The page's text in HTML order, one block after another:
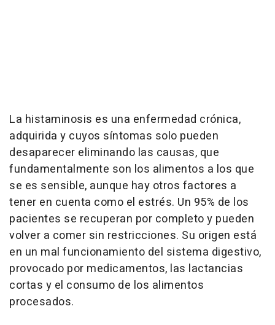
La histaminosis es una enfermedad crónica,
adquirida y cuyos síntomas solo pueden
desaparecer eliminando las causas, que
fundamentalmente son los alimentos a los que
se es sensible, aunque hay otros factores a
tener en cuenta como el estrés. Un 95% de los
pacientes se recuperan por completo y pueden
volver a comer sin restricciones. Su origen está
en un mal funcionamiento del sistema digestivo,
provocado por medicamentos, las lactancias
cortas y el consumo de los alimentos
procesados.